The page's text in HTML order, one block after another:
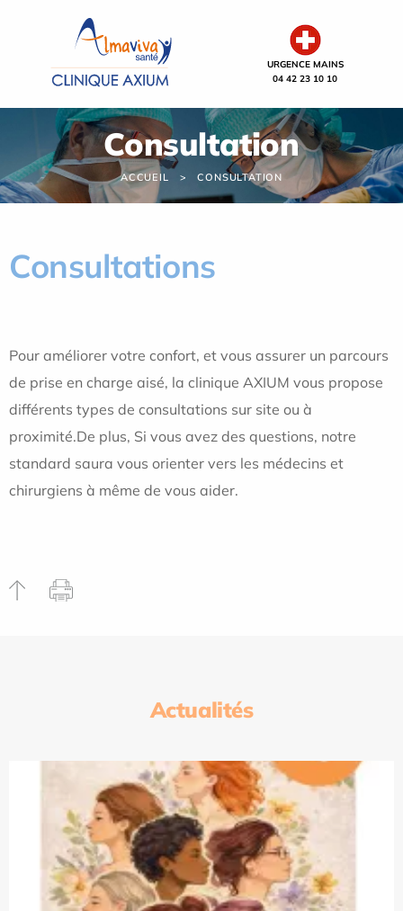
URGENCE MAINS
04 42 23 10 10
Consultation
ACCUEIL CONSULTATION
Consultations
Pour améliorer votre confort, et vous assurer un parcours
de prise en charge aisé, la clinique AXIUM vous propose
différents types de consultations sur site ou à
proximité.De plus, Si vous avez des questions, notre
standard saura vous orienter vers les médecins et
chirurgiens à même de vous aider.
Actualités